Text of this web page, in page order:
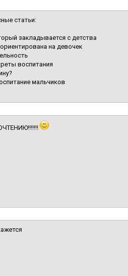
статьи:
закладывается с детства
на девочек
воспитания
мальчиков